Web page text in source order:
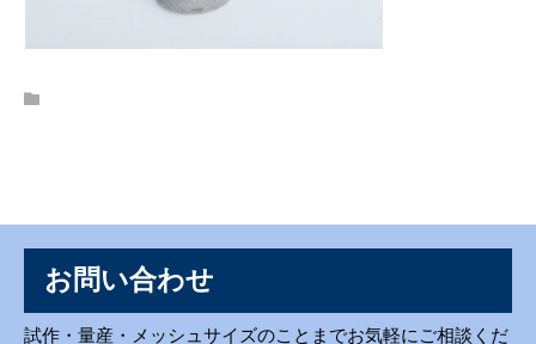
お問い合わせ
試作・量産・メッシュサイズのことまでお気軽にご相談くだ